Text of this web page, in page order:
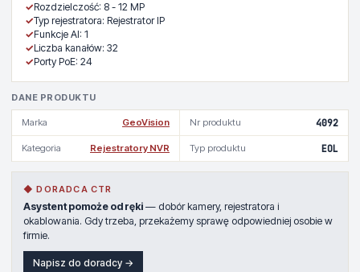
✓Rozdzielczość: 8 - 12 MP
✓Typ rejestratora: Rejestrator IP
✓Funkcje AI: 1
✓Liczba kanałów: 32
✓Porty PoE: 24
DANE PRODUKTU
Marka GeoVision Nr produktu 4092
Kategoria Rejestratory NVR Typ produktu EOL
◆ DORADCA CTR
Asystent pomoże od ręki — dobór kamery, rejestratora i
okablowania. Gdy trzeba, przekażemy sprawę odpowiedniej osobie w
firmie.
Napisz do doradcy →